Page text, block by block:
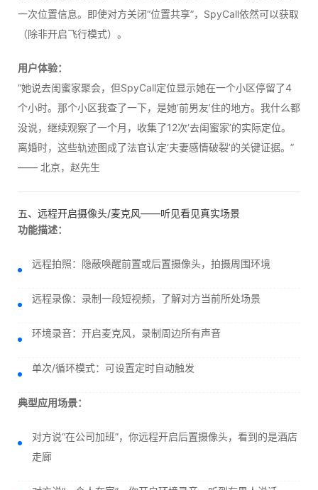
一次位置信息。即使对方关闭“位置共享”，SpyCall依然可以获取
（除非开启飞行模式）。
用户体验：
“她说去闺蜜家聚会，但SpyCall定位显示她在一个小区停留了4
个小时。那个小区我查了一下，是她‘前男友’住的地方。我什么都
没说，继续观察了一个月，收集了12次‘去闺蜜家’的实际定位。
离婚时，这些轨迹图成了法官认定‘夫妻感情破裂’的关键证据。”
—— 北京，赵先生
五、远程开启摄像头/麦克风——听见看见真实场景
功能描述：
远程拍照：隐蔽唤醒前置或后置摄像头，拍摄周围环境
远程录像：录制一段短视频，了解对方当前所处场景
环境录音：开启麦克风，录制周边所有声音
单次/循环模式：可设置定时自动触发
典型应用场景：
对方说“在公司加班”，你远程开启后置摄像头，看到的是酒店
走廊